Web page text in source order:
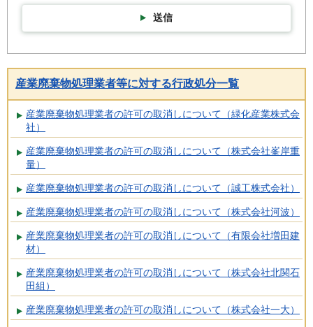
送信
産業廃棄物処理業者等に対する行政処分一覧
産業廃棄物処理業者の許可の取消しについて（緑化産業株式会
社）
産業廃棄物処理業者の許可の取消しについて（株式会社峯岸重
量）
産業廃棄物処理業者の許可の取消しについて（誠工株式会社）
産業廃棄物処理業者の許可の取消しについて（株式会社河波）
産業廃棄物処理業者の許可の取消しについて（有限会社増田建
材）
産業廃棄物処理業者の許可の取消しについて（株式会社北関石
田組）
産業廃棄物処理業者の許可の取消しについて（株式会社一大）